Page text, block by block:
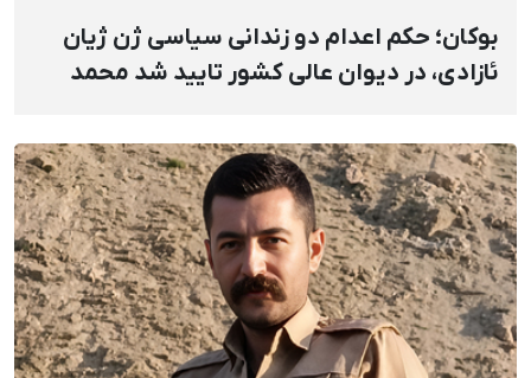
بوکان؛ حکم اعدام دو زندانی سیاسی ژن ژیان
ئازادی، در دیوان عالی کشور تایید شد محمد